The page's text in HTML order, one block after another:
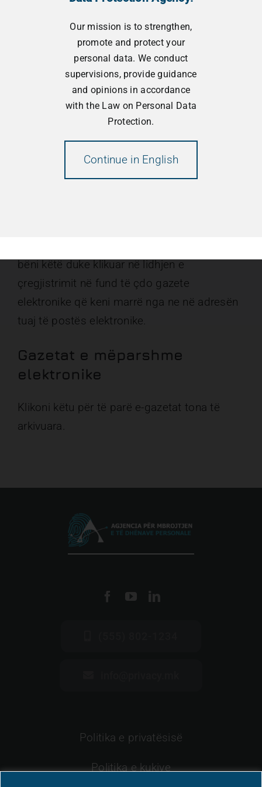
Duke vazhduar, ju pranoni politikën e privatësisë
bëni këtë duke klikuar në lidhjen e
çregjistrimit në fund të çdo gazete
elektronike që keni marrë nga ne në adresën
tuaj të postës elektronike.
Gazetat e mëparshme
elektronike
Klikoni këtu për të parë e-gazetat tona të
arkivuara.
Politika e privatësisë
Politika e kukive
Our mission is to strengthen,
promote and protect your
personal data. We conduct
supervisions, provide guidance
and opinions in accordance
with the Law on Personal Data
Protection.
Continue in English